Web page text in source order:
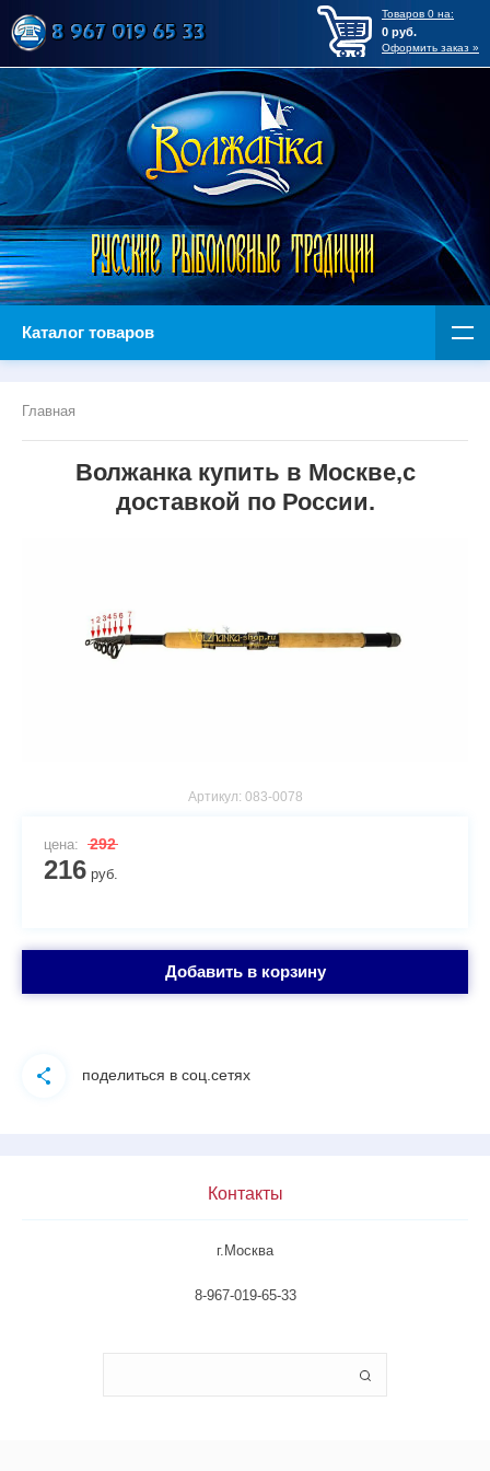
Товаров 0 на:
0 руб.
Оформить заказ »
Каталог товаров
Главная
Волжанка купить в Москве,с
доставкой по России.
Артикул: 083-0078
цена: 292
216 руб.
Добавить в корзину
поделиться в соц.сетях
Контакты
г.Москва
8-967-019-65-33